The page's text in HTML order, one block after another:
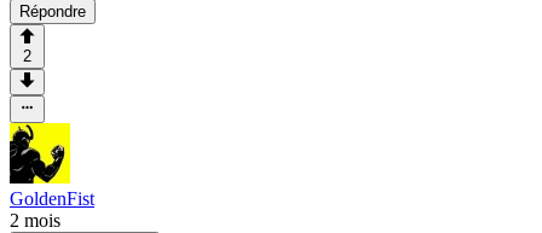
Répondre
2
GoldenFist
2 mois